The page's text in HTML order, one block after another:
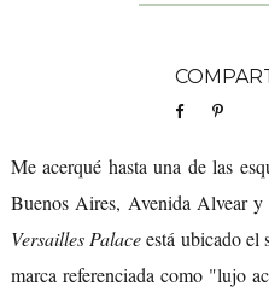
Me acerqué hasta una de las
Buenos Aires, Avenida Alvear
Versailles Palaceestá ubicado
marca referenciada como "lujo